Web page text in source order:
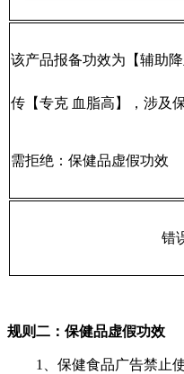
该产品报备功效为【辅助
传【专克 血脂高】，涉及
需拒绝：保健品虚假功效
错
规则二：保健品虚假功效
1、保健食品广告禁止